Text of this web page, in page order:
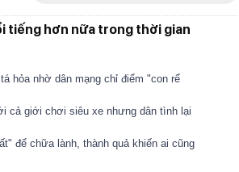
tiếng hơn nữa trong thời gian
hỏa nhờ dân mạng chỉ điểm "con rể
cả giới chơi siêu xe nhưng dân tình lại
để chữa lành, thành quả khiến ai cũng